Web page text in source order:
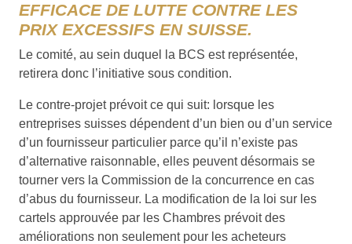
EFFICACE DE LUTTE CONTRE LES
PRIX EXCESSIFS EN SUISSE.
Le comité, au sein duquel la BCS est représentée,
retirera donc l’initiative sous condition.
Le contre-projet prévoit ce qui suit: lorsque les
entreprises suisses dépendent d’un bien ou d’un service
d’un fournisseur particulier parce qu’il n’existe pas
d’alternative raisonnable, elles peuvent désormais se
tourner vers la Commission de la concurrence en cas
d’abus du fournisseur. La modification de la loi sur les
cartels approuvée par les Chambres prévoit des
améliorations non seulement pour les acheteurs